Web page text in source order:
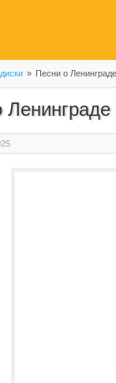
» Песни о